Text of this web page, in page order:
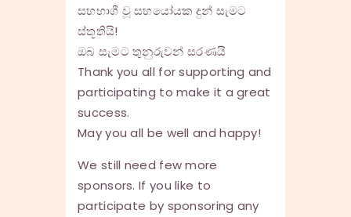
සහභාගී වූ සහයෝයක දුන් සැමට
ස්තූතියි!
ඔබ සැමට තුනුරුවන් සරණයි
Thank you all for supporting and
participating to make it a great
success.
May you all be well and happy!
We still need few more
sponsors. If you like to
participate by sponsoring any